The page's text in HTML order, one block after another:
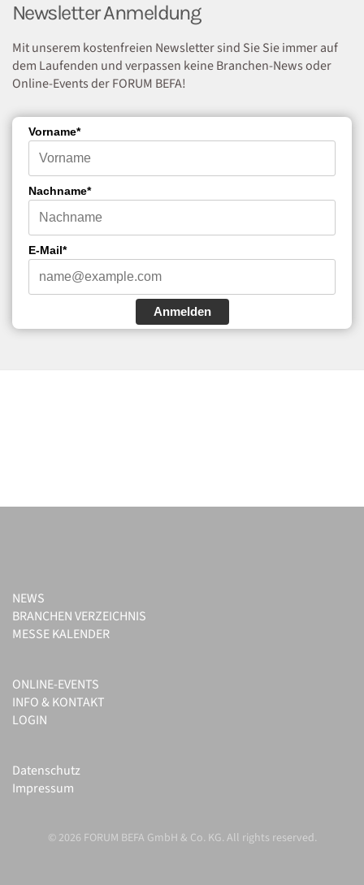
Newsletter Anmeldung
Mit unserem kostenfreien Newsletter sind Sie Sie immer auf
dem Laufenden und verpassen keine Branchen-News oder
Online-Events der FORUM BEFA!
Vorname*
Nachname*
E-Mail*
Anmelden
NEWS
BRANCHEN VERZEICHNIS
MESSE KALENDER
ONLINE-EVENTS
INFO & KONTAKT
LOGIN
Datenschutz
Impressum
© 2026 FORUM BEFA GmbH & Co. KG. All rights reserved.